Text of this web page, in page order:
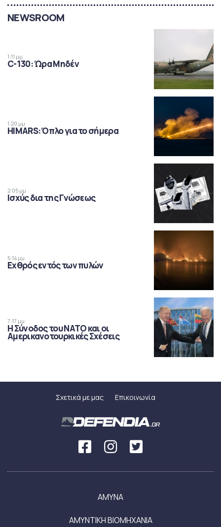
NEWSROOM
1:11 μμ
C-130: Ώρα Μηδέν
1:20 μμ
HIMARS: Όπλο για το σήμερα
2:05 μμ
Ισχύς δια της Γνώσεως
5:14 μμ
Εχθρός εντός των πυλών
7:17 μμ
Η Σύνοδος του ΝΑΤΟ και οι
Αμερικανοτουρκικές Σχέσεις
Σχετικά με μας Επικοινωνία
ΑΜΥΝΑ
ΑΜΥΝΤΙΚΗ ΒΙΟΜΗΧΑΝΙΑ